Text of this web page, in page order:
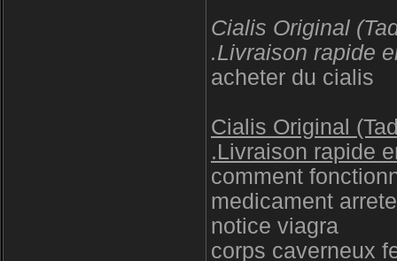
Cialis Original
.Livraison rapide
acheter du cialis
Cialis Original
.Livraison rapide
comment
medicament
notice viagra
corps caverneux